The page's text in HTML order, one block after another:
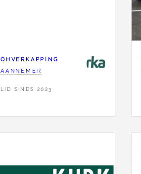
OHVERKAPPING
AANNEMER
LID SINDS 2023